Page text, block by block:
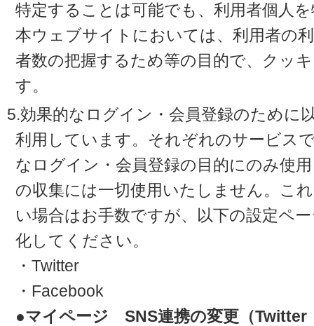
特定することは可能でも、利用者個人
本ウェブサイトにおいては、利用者の
者数の把握するため等の目的で、クッ
す。
5.効果的なログイン・会員登録のために
利用しています。それぞれのサービス
なログイン・会員登録の目的にのみ使
の収集には一切使用いたしません。こ
い場合はお手数ですが、以下の設定ペ
化してください。
・Twitter
・Facebook
●マイページ SNS連携の変更（Twitter